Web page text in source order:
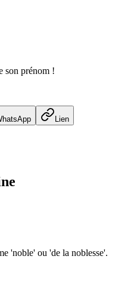
son prénom !
Lien
'noble' ou 'de la noblesse'.